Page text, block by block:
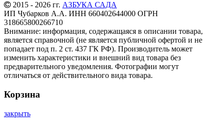
2015 - 2026 гг. АЗБУКА САДА
ИП Чубарков А.А. ИНН 660402644000 ОГРН
318665800266710
Внимание: информация, содержащаяся в описании товара,
является справочной (не является публичной офертой и не
попадает под п. 2 ст. 437 ГК РФ). Производитель может
изменить характеристики и внешний вид товара без
предварительного уведомления. Фотографии могут
отличаться от действительного вида товара.
Корзина
закрыть